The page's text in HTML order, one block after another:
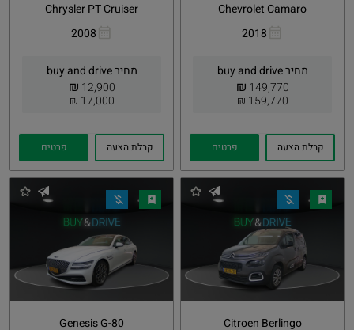
Chevrolet Camaro
2018
מחיר buy and drive
149,770
₪
159,770 ₪
Whatsapp
קבלת הצעה פרטים
Chrysler PT Cruiser
2008
מחיר buy and drive
12,900
₪
17,000 ₪
Whatsapp
קבלת הצעה פרטים
Citroen Berlingo
Genesis G-80